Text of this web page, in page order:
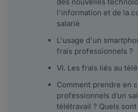
l'information et de la
salarié
L'usage d'un
frais professionnels ?
VI. Les frais liés au
Comment prendre en
professionnels d’un
télétravail ? Quels